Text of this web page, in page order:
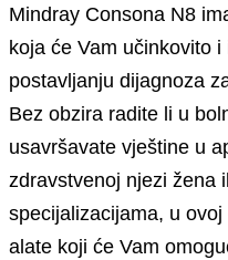
Mindray Consona N8
koja će Vam učinkovito
postavljanju dijagnoza
Bez obzira radite li u
usavršavate vještine u
zdravstvenoj njezi žena
specijalizacijama, u
alate koji će Vam